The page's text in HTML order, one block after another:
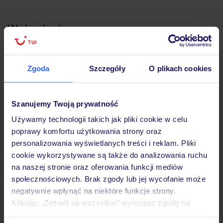
Zgoda Szczegóły O plikach cookies
Szanujemy Twoją prywatność
Używamy technologii takich jak pliki cookie w celu
poprawy komfortu użytkowania strony oraz
personalizowania wyświetlanych treści i reklam. Pliki
cookie wykorzystywane są także do analizowania ruchu
na naszej stronie oraz oferowania funkcji mediów
społecznościowych. Brak zgody lub jej wycofanie może
negatywnie wpłynąć na niektóre funkcje strony.
Klikając „Zezwól na wszystkie” wyrażasz zgodę na
Wyżywienie
Atrakcje
Ważne informacje
Często zadawane pytania
Jak zmienić uczestników/osobę zgłaszającą?
Czy w Hotelu będzie przedstawiciel TUI?
Na jakiej podstawie i gdzie otrzymam karty
pokładowe/bilety lotnicze?